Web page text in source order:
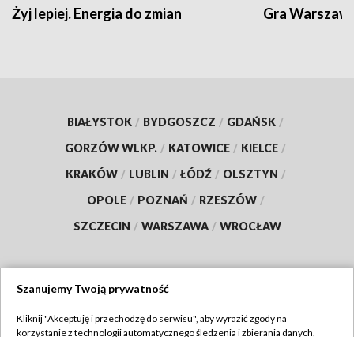
Żyj lepiej. Energia do zmian Gra
BIAŁYSTOK / BYDGOSZCZ / GDAŃSK /
GORZÓW WLKP. / KATOWICE / KIELCE /
KRAKÓW / LUBLIN / ŁÓDŹ / OLSZTYN /
OPOLE / POZNAŃ / RZESZÓW /
SZCZECIN / WARSZAWA / WROCŁAW
Szanujemy Twoją prywatność
Kliknij "Akceptuję i przechodzę do serwisu", aby wyrazić zgody na
korzystanie z technologii automatycznego śledzenia i zbierania danych,